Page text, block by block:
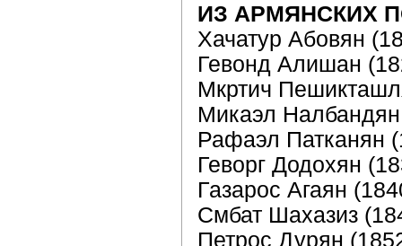
ИЗ АРМЯНСКИХ
Хачатур Абовян
Гевонд Алишан
Мкртич
Микаэл
Рафаэл Патканян
Геворг Додохян
Газарос Агаян
Смбат Шаxазиз
Петрос Дурян